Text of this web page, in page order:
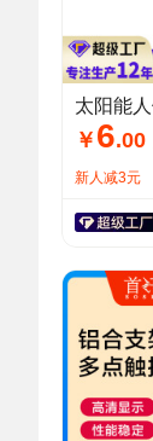
￥ 6.00
新人减3元